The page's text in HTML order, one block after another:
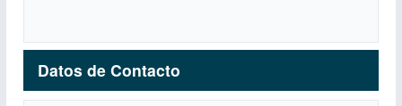
Datos de Contacto